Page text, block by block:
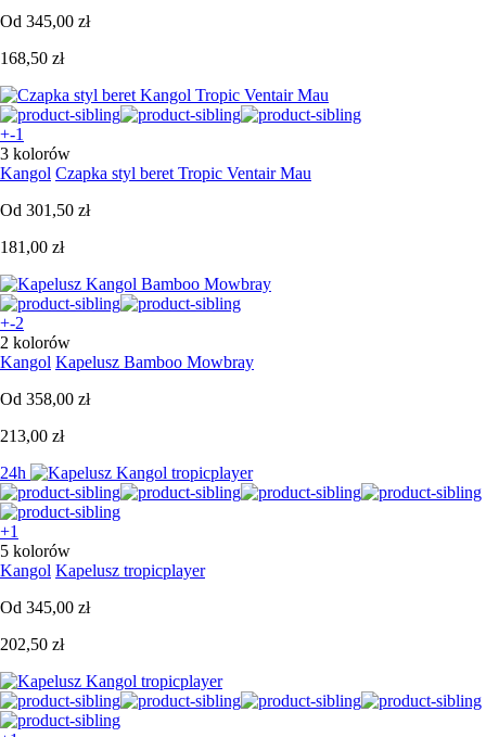
Od 345,00 zł
168,50 zł
+-1
3 kolorów
Kangol Czapka styl beret Tropic Ventair Mau
Od 301,50 zł
181,00 zł
+-2
2 kolorów
Kangol Kapelusz Bamboo Mowbray
Od 358,00 zł
213,00 zł
24h
+1
5 kolorów
Kangol Kapelusz tropicplayer
Od 345,00 zł
202,50 zł